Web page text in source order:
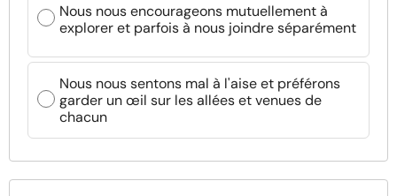
Nous nous encourageons mutuellement à
explorer et parfois à nous joindre séparément
Nous nous sentons mal à l'aise et préférons
garder un œil sur les allées et venues de
chacun